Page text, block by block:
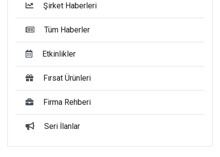
Şirket Haberleri
Tüm Haberler
Etkinlikler
Fırsat Ürünleri
Firma Rehberi
Seri İlanlar